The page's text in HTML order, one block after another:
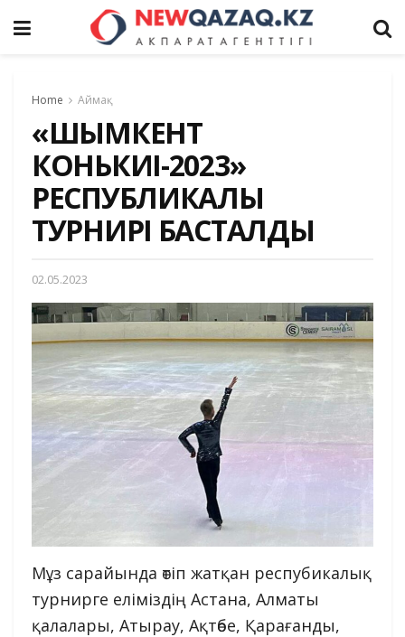
Home Аймақ
«ШЫМКЕНТ
КОНЬКИІ-2023»
РЕСПУБЛИКАЛЫҚ
ТУРНИРІ БАСТАЛДЫ
02.05.2023
Мұз сарайында өтіп жатқан респубикалық
турнирге еліміздің Астана, Алматы
қалалары, Атырау, Ақтөбе, Қарағанды,